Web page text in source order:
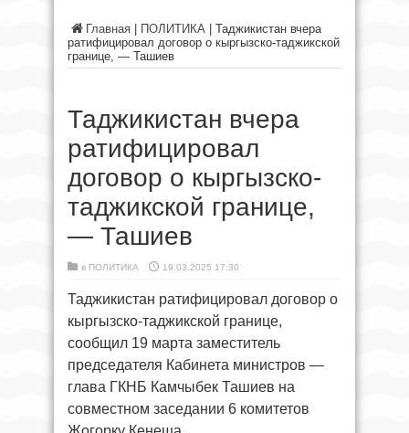
Главная ПОЛИТИКА
Таджикистан вчера
ратифицировал договор о кыргызско-таджикской
границе, — Ташиев
Таджикистан вчера
ратифицировал
договор о кыргызско-
таджикской границе,
— Ташиев
в ПОЛИТИКА 19.03.2025 17:30
Таджикистан ратифицировал договор о
кыргызско-таджикской границе,
сообщил 19 марта заместитель
председателя Кабинета министров —
глава ГКНБ Камчыбек Ташиев на
совместном заседании 6 комитетов